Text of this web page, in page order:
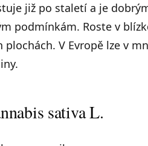
již po staletí a je
podmínkám. Roste v
plochách. V Evropě lze v
sativa L.